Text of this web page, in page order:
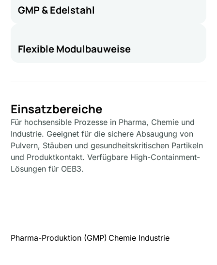
GMP & Edelstahl
Flexible Modulbauweise
Einsatzbereiche
Für hochsensible Prozesse in Pharma, Chemie und
Industrie. Geeignet für die sichere Absaugung von
Pulvern, Stäuben und gesundheitskritischen Partikeln
und Produktkontakt. Verfügbare High-Containment-
Lösungen für OEB3.
Pharma-Produktion (GMP) Chemie Industrie